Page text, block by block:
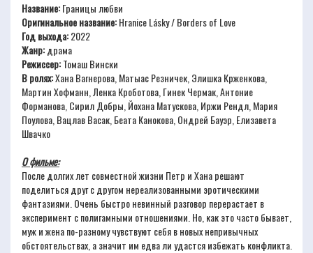
Название:Границы любви
Оригинальное название:Hranice Lásky / Borders of Love
Год выхода:2022
Жанр:драма
Режиссер:Томаш Вински
В ролях:Хана Вагнерова, Матыас Резничек, Элишка Крженкова,
Мартин Хофманн, Ленка Кроботова, Гинек Чермак, Антоние
Форманова, Сирил Добры, Йохана Матускова, Иржи Рендл, Мария
Поулова, Вацлав Васак, Беата Канокова, Ондрей Бауэр, Елизавета
Швачко
О фильме:
После долгих лет совместной жизни Петр и Хана решают
поделиться друг с другом нереализованными эротическими
фантазиями. Очень быстро невинный разговор перерастает в
эксперимент с полигамными отношениями. Но, как это часто бывает,
муж и жена по-разному чувствуют себя в новых непривычных
обстоятельствах, а значит им едва ли удастся избежать конфликта.